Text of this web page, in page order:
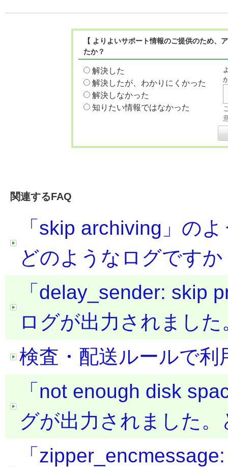
【 よりよいサポート情報のご提供のため、
たか？
解決した
解決したが、わかりにくかった
解決しなかった
知りたい情報ではなかった
関連するFAQ
「skip archiving」の
どのようなログですか
「delay_sender: skip
ログが出力されまし
検査・配送ルールで
「not enough disk
グが出力されました
「